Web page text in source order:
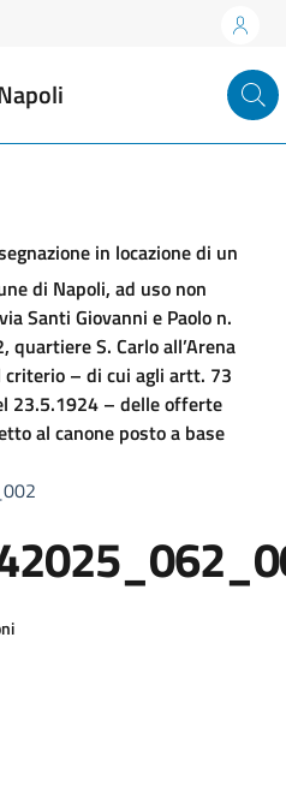
in locazione di un
di Napoli, ad uso non
Santi Giovanni e Paolo n.
S. Carlo all’Arena
– di cui agli artt. 73
23.5.1924 – delle offerte
al canone posto a base